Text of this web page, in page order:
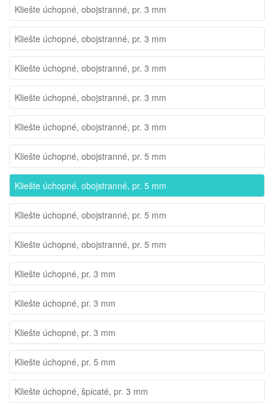
Kliešte úchopné, obojstranné, pr. 3 mm
Kliešte úchopné, obojstranné, pr. 3 mm
Kliešte úchopné, obojstranné, pr. 3 mm
Kliešte úchopné, obojstranné, pr. 3 mm
Kliešte úchopné, obojstranné, pr. 3 mm
Kliešte úchopné, obojstranné, pr. 5 mm
Kliešte úchopné, obojstranné, pr. 5 mm
Kliešte úchopné, obojstranné, pr. 5 mm
Kliešte úchopné, obojstranné, pr. 5 mm
Kliešte úchopné, pr. 3 mm
Kliešte úchopné, pr. 3 mm
Kliešte úchopné, pr. 3 mm
Kliešte úchopné, pr. 5 mm
Kliešte úchopné, špicaté, pr. 3 mm